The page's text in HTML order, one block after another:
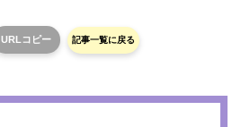
URLコピー 記事一覧に戻る